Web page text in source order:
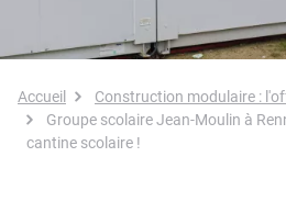
Fil d'Ariane
Accueil Construction modulaire :
Groupe scolaire Jean-Moulin à
cantine scolaire !